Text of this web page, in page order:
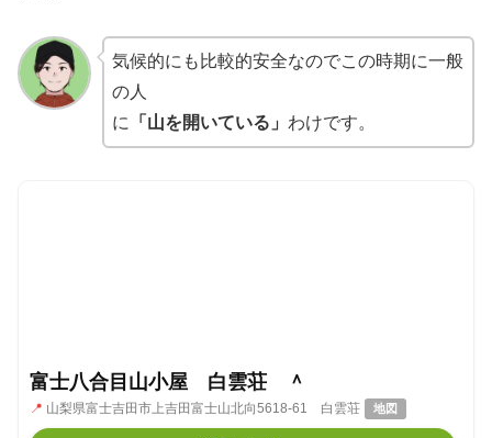
気候的にも比較的安全なのでこの時期に一般
の人
に 「山を開いている」 わけです。
富士八合目山小屋 白雲荘 ＾
📍 山梨県富士吉田市上吉田富士山北向5618-61 白雲荘 地図